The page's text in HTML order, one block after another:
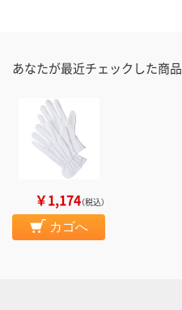
あなたが最近チェックした商品
￥1,174（税込）
カゴへ